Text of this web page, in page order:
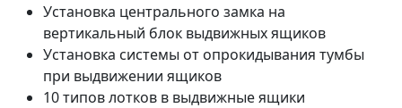
Установка центрального замка на
вертикальный блок выдвижных ящиков
Установка системы от опрокидывания тумбы
при выдвижении ящиков
10 типов лотков в выдвижные ящики